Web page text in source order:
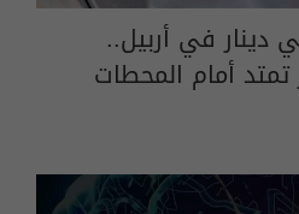
دينار في أربيل..
تمتد أمام المحطات